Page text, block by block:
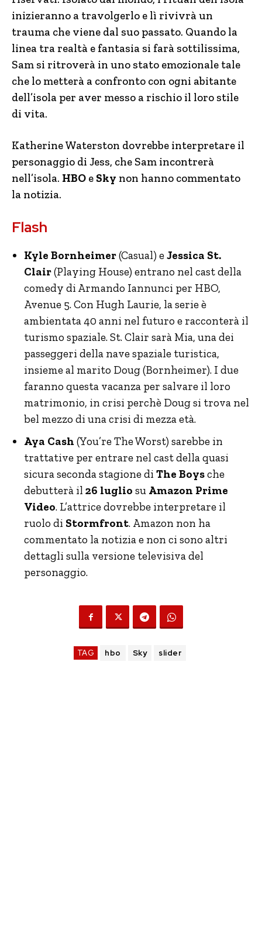
inizieranno a travolgerlo e lì rivivrà un
trauma che viene dal suo passato. Quando la
linea tra realtà e fantasia si farà sottilissima,
Sam si ritroverà in uno stato emozionale tale
che lo metterà a confronto con ogni abitante
dell’isola per aver messo a rischio il loro stile
di vita.
Katherine Waterston dovrebbe interpretare il
personaggio di Jess, che Sam incontrerà
nell’isola. HBO e Sky non hanno commentato
la notizia.
Flash
Kyle Bornheimer(Casual) eJessica St.
Clair(Playing House) entrano nel cast della
comedy di Armando Iannunci per HBO,
Avenue 5. Con Hugh Laurie, la serie è
ambientata 40 anni nel futuro e racconterà il
turismo spaziale. St. Clair sarà Mia, una dei
passeggeri della nave spaziale turistica,
insieme al marito Doug (Bornheimer). I due
faranno questa vacanza per salvare il loro
matrimonio, in crisi perchè Doug si trova nel
bel mezzo di una crisi di mezza età.
Aya Cash (You’re The Worst) sarebbe in
trattative per entrare nel cast della quasi
sicura seconda stagione di The Boysche
debutterà il 26 luglio su Amazon Prime
Video. L’attrice dovrebbe interpretare il
ruolo di Stormfront. Amazon non ha
commentato la notizia e non ci sono altri
dettagli sulla versione televisiva del
personaggio.
TAG hbo Sky slider